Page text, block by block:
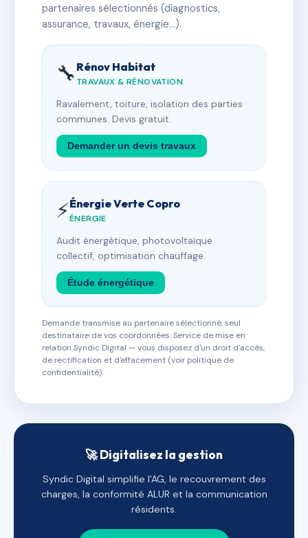
partenaires sélectionnés (diagnostics,
assurance, travaux, énergie…).
🔧 Rénov Habitat
TRAVAUX & RÉNOVATION
Ravalement, toiture, isolation des parties
communes. Devis gratuit.
Demander un devis travaux
⚡Énergie Verte Copro
ÉNERGIE
Audit énergétique, photovoltaïque
collectif, optimisation chauffage.
Étude énergétique
Demande transmise au partenaire sélectionné, seul
destinataire de vos coordonnées. Service de mise en
relation Syndic Digital — vous disposez d'un droit d'accès,
de rectification et d'effacement (voir politique de
confidentialité).
🚀 Digitalisez la gestion
Syndic Digital simplifie l'AG, le recouvrement des
charges, la conformité ALUR et la communication
résidents.